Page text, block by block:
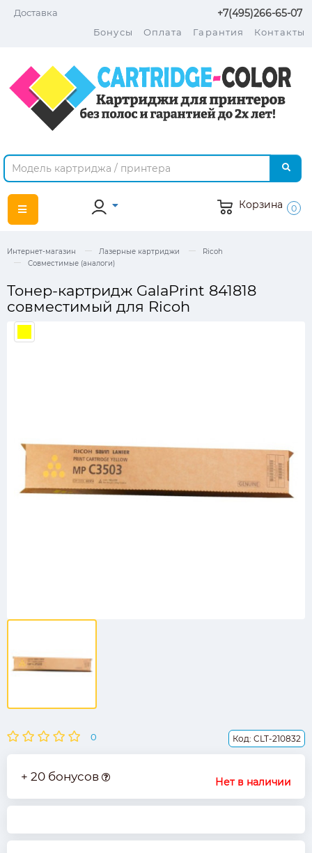
Доставка +7(495)266-65-07
Бонусы Оплата Гарантия Контакты
Корзина 0
Интернет-магазин Лазерные картриджи
Ricoh
Совместимые (аналоги)
Тонер-картридж GalaPrint 841818
совместимый для Ricoh
0 Код: CLT-210832
Нет в наличии
+ 20 бонусов